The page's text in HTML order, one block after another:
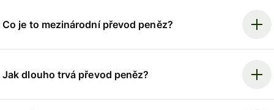
Co je to mezinárodní převod peněz?
Jak dlouho trvá převod peněz?